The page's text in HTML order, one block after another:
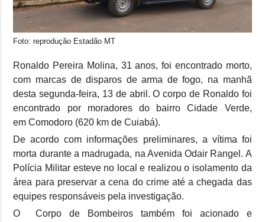
Foto: reprodução Estadão MT
Ronaldo Pereira Molina, 31 anos, foi encontrado morto,
com marcas de disparos de arma de fogo, na manhã
desta segunda-feira, 13 de abril. O corpo de Ronaldo foi
encontrado por moradores do bairro Cidade Verde,
em Comodoro (620 km de Cuiabá).
De acordo com informações preliminares, a vítima foi
morta durante a madrugada, na Avenida Odair Rangel. A
Polícia Militar esteve no local e realizou o isolamento da
área para preservar a cena do crime até a chegada das
equipes responsáveis pela investigação.
O Corpo de Bombeiros também foi acionado e